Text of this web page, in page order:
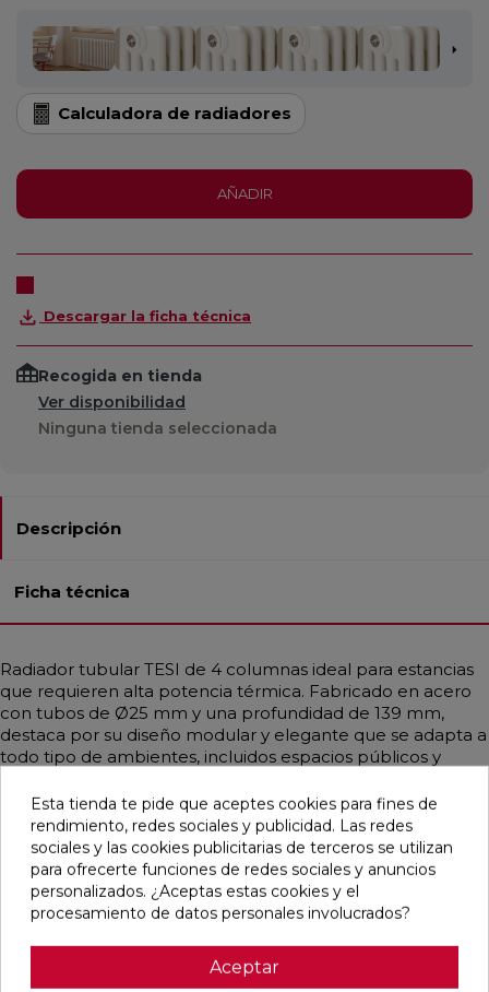
Calculadora de radiadores
AÑADIR
Descargar la ficha técnica
Recogida en tienda
Ver disponibilidad
Ninguna tienda seleccionada
Descripción
Ficha técnica
Radiador tubular TESI de 4 columnas ideal para estancias
que requieren alta potencia térmica. Fabricado en acero
con tubos de Ø25 mm y una profundidad de 139 mm,
destaca por su diseño modular y elegante que se adapta a
todo tipo de ambientes, incluidos espacios públicos y
diferentes medidas y en una amplia gama de colores,
incluidos acabados RAL personalizados. Garantiza una
distribución uniforme del calor, siendo compatible con
sistemas de baja temperatura como calderas de
condensación o bombas de calor. Incluye purgador,
soportes universales y tapón embellecedor.
Esta tienda te pide que aceptes cookies para fines de
rendimiento, redes sociales y publicidad. Las redes
sociales y las cookies publicitarias de terceros se utilizan
para ofrecerte funciones de redes sociales y anuncios
personalizados. ¿Aceptas estas cookies y el
procesamiento de datos personales involucrados?
Aceptar